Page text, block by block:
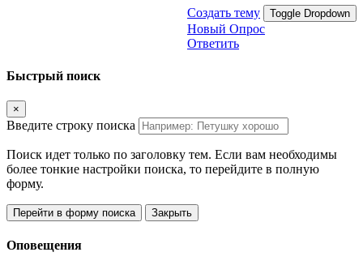
Создать тему Toggle Dropdown
Новый Опрос
Ответить
Быстрый поиск
×
Введите строку поиска
Поиск идет только по заголовку тем. Если вам необходимы
более тонкие настройки поиска, то перейдите в полную
форму.
Перейти в форму поиска Закрыть
Оповещения